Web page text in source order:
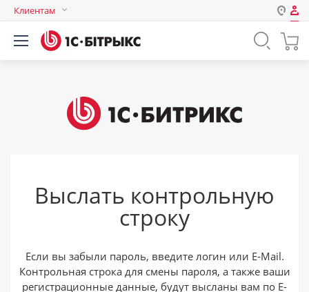
Клиентам
Авторизация
Логин
Запомнить меня на этом
компьютере
Забыли свой пароль?
Выслать контрольную
строку
Если вы забыли пароль, введите логин или E-Mail.
Контрольная строка для смены пароля, а также ваши
регистрационные данные, будут высланы вам по E-